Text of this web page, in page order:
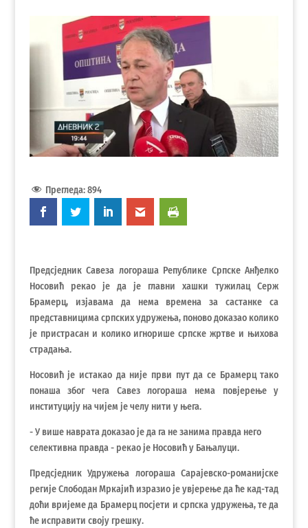
Прегледа: 894
Предсједник Савеза логораша Републике Српске Анђелко
Носовић рекао је да је главни хашки тужилац Серж
Брамерц, изјавама да нема времена за састанке са
представницима српских удружења, поново доказао колико
је пристрасан и колико игнорише српске жртве и њихова
страдања.
Носовић је истакао да није први пут да се Брамерц тако
понаша због чега Савез логораша нема повјерење у
институцију на чијем је челу нити у њега.
- У више наврата доказао је да га не занима правда него
селективна правда - рекао је Носовић у Бањалуци.
Предсједник Удружења логораша Сарајевско-романијске
регије Слободан Мркајић изразио је увјерење да ће кад-тад
доћи вријеме да Брамерц посјети и српска удружења, те да
ће исправити своју грешку.